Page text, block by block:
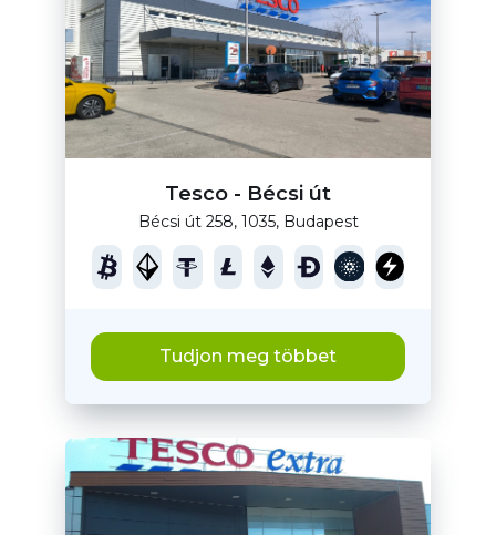
Tesco - Bécsi út
Bécsi út 258, 1035, Budapest
Tudjon meg többet